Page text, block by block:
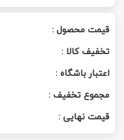
قیمت محصول :
تخفیف کالا :
اعتبار باشگاه :
مجموع تخفیف :
قیمت نهایی :